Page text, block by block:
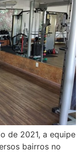
de 2021, a equipe
bairros no